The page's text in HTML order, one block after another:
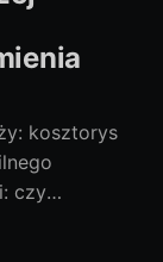
kosztorys
czy
Plusy i